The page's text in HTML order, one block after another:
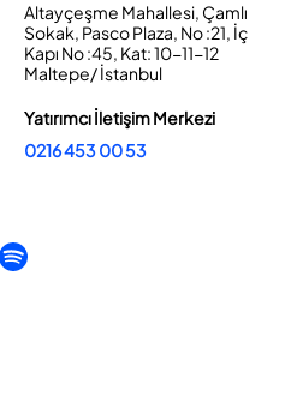
Altayçeşme Mahallesi, Çamlı
Sokak, Pasco Plaza, No :21, İç
Kapı No :45, Kat: 10-11-12
Maltepe/ İstanbul
Yatırımcı İletişim Merkezi
0216 453 00 53